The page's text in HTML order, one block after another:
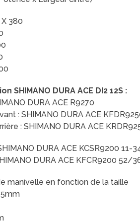
X 380
SHIMANO DURA ACE DI2 12S :
DURA ACE R9270
: SHIMANO DURA ACE
: SHIMANO DURA ACE
DURA ACE KCSR9200 11-
DURA ACE KFCR9200 52/
manivelle en fonction de la taille